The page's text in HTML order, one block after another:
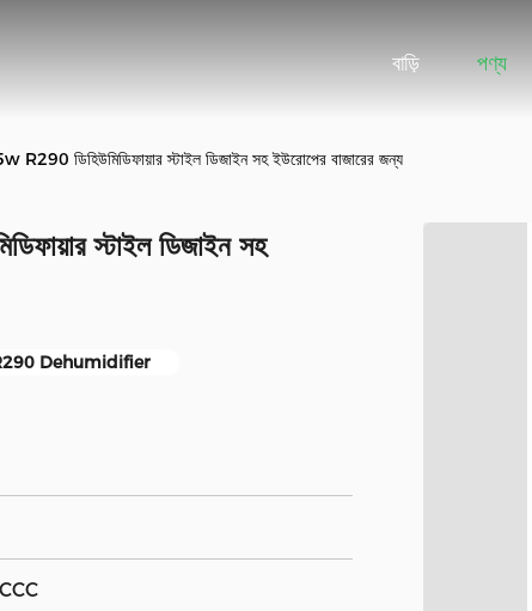
বাড়ি পণ্য
ডিহিউমিডিফায়ার স্টাইল ডিজাইন সহ ইউরোপের বাজারের জন্য
স্টাইল ডিজাইন সহ
Dehumidifier